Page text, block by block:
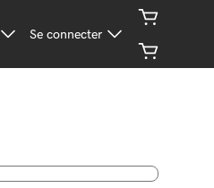
Se connecter